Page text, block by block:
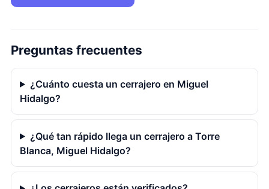
Preguntas frecuentes
¿Cuánto cuesta un cerrajero en Miguel
Hidalgo?
¿Qué tan rápido llega un cerrajero a Torre
Blanca, Miguel Hidalgo?